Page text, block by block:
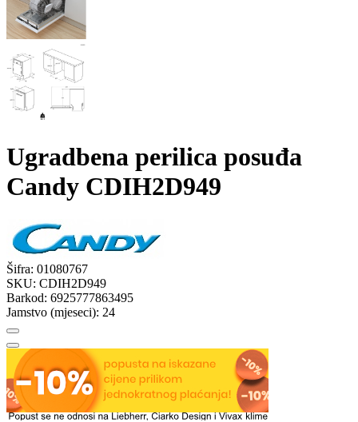
Ugradbena perilica posuđa
Candy CDIH2D949
Šifra: 01080767
SKU: CDIH2D949
Barkod: 6925777863495
Jamstvo (mjeseci): 24